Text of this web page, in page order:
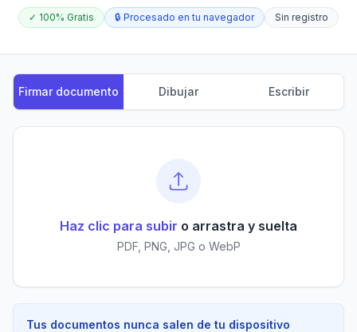
✓ 100% Gratis 🔒 Procesado en tu navegador Sin registro
Firmar documento Dibujar Escribir
Haz clic para subir o arrastra y suelta
PDF, PNG, JPG o WebP
Tus documentos nunca salen de tu dispositivo